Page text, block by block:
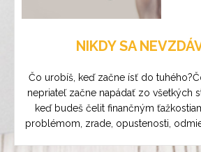
NIKDY SA
Čo urobíš, keď začne ísť do
nepriateľ začne napádať zo všetkých
keď budeš čelit finančným
problémom, zrade, opustenosti,